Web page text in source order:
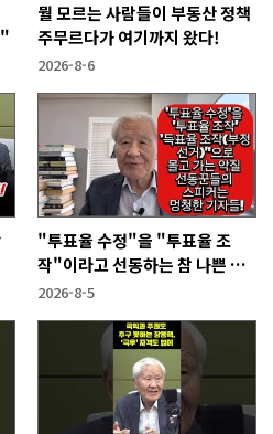
뭘 모르는 사람들이 부동산 정책
주무르다가 여기까지 왔다!
2026-8-6
"투표율 수정"을 "투표율 조
작"이라고 선동하는 참 나쁜 사
람들!
2026-8-5